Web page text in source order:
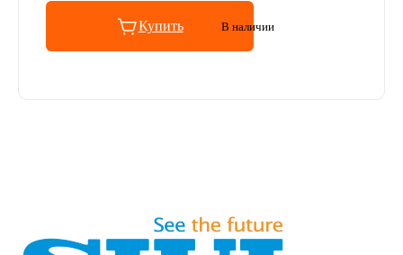
Купить В наличии